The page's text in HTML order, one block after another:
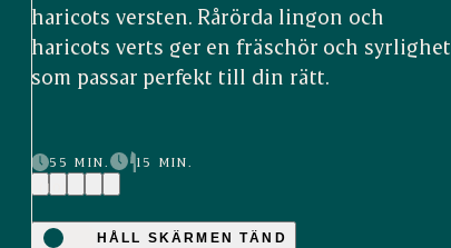
haricots versten. Rårörda lingon och
haricots verts ger en fräschör och syrlighet
som passar perfekt till din rätt.
55 MIN.
15 MIN.
(10)
HÅLL SKÄRMEN TÄND